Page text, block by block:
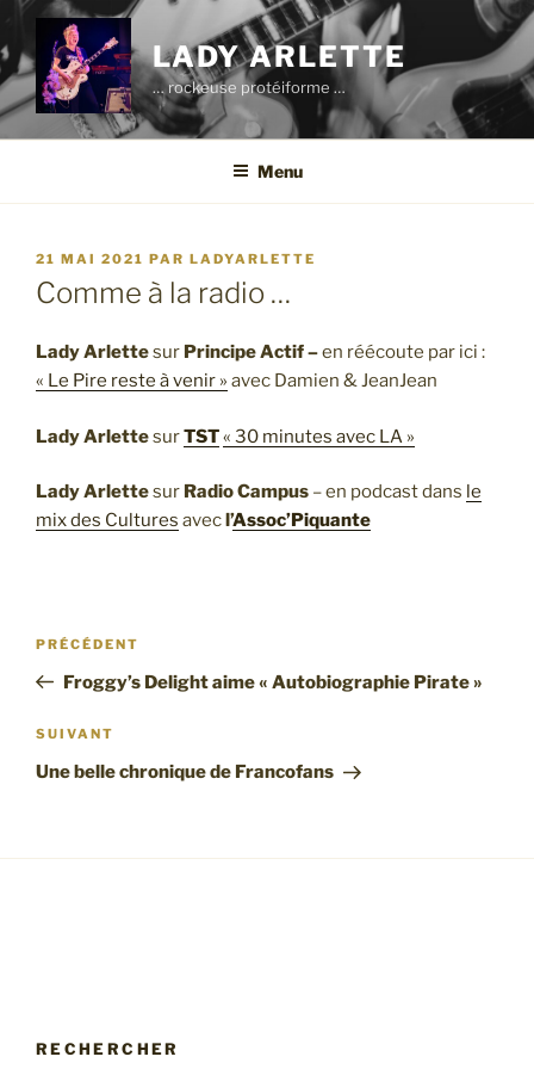
Aller
au
contenu
principal
LADY ARLETTE
… rockeuse protéiforme …
Menu
PUBLIÉ
LE
21 MAI 2021 PAR LADYARLETTE
Comme à la radio …
Lady Arlettesur Principe Actif –en réécoute par ici :
« Le Pire reste à venir » avec Damien & JeanJean
Lady ArlettesurTST« 30 minutes avec LA »
Lady Arlettesur Radio Campus – en podcast dans le
mix des Cultures avecl’Assoc’Piquante
Navigation
l’article
Article
précédent
PRÉCÉDENT
Froggy’s Delight aime « Autobiographie Pirate »
Article
suivant
SUIVANT
Une belle chronique de Francofans
RECHERCHER